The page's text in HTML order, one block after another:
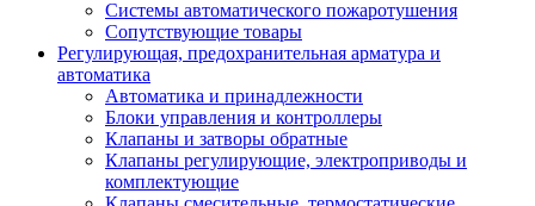
Системы автоматического пожаротушения
Сопутствующие товары
Регулирующая, предохранительная арматура и
автоматика
Автоматика и принадлежности
Блоки управления и контроллеры
Клапаны и затворы обратные
Клапаны регулирующие, электроприводы и
комплектующие